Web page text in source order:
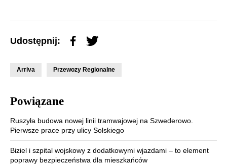
Udostępnij:
Arriva Przewozy Regionalne
Powiązane
Ruszyła budowa nowej linii tramwajowej na Szwederowo.
Pierwsze prace przy ulicy Solskiego
Biziel i szpital wojskowy z dodatkowymi wjazdami – to element
poprawy bezpieczeństwa dla mieszkańców